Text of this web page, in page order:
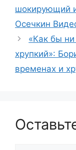
шокирующий
Осечкин
«Как бы
хрупкий»:
временах и